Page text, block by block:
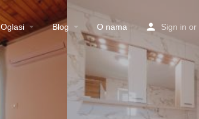
Oglasi Blog O nama Sign in or